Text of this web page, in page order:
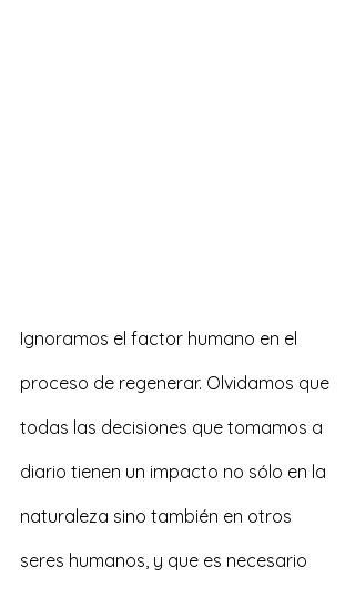
Ignoramos el factor humano en el
proceso de regenerar. Olvidamos que
todas las decisiones que tomamos a
diario tienen un impacto no sólo en la
naturaleza sino también en otros
seres humanos, y que es necesario